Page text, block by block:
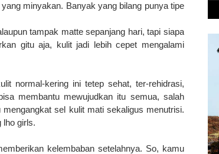
minyakan. Banyak yang bilang punya tipe
tampak matte sepanjang hari, tapi siapa
gitu aja, kulit jadi lebih cepet mengalami
normal-kering ini tetep sehat, ter-rehidrasi,
membantu mewujudkan itu semua, salah
sel kulit mati sekaligus menutrisi.
lho girls.
kelembaban setelahnya. So, kamu